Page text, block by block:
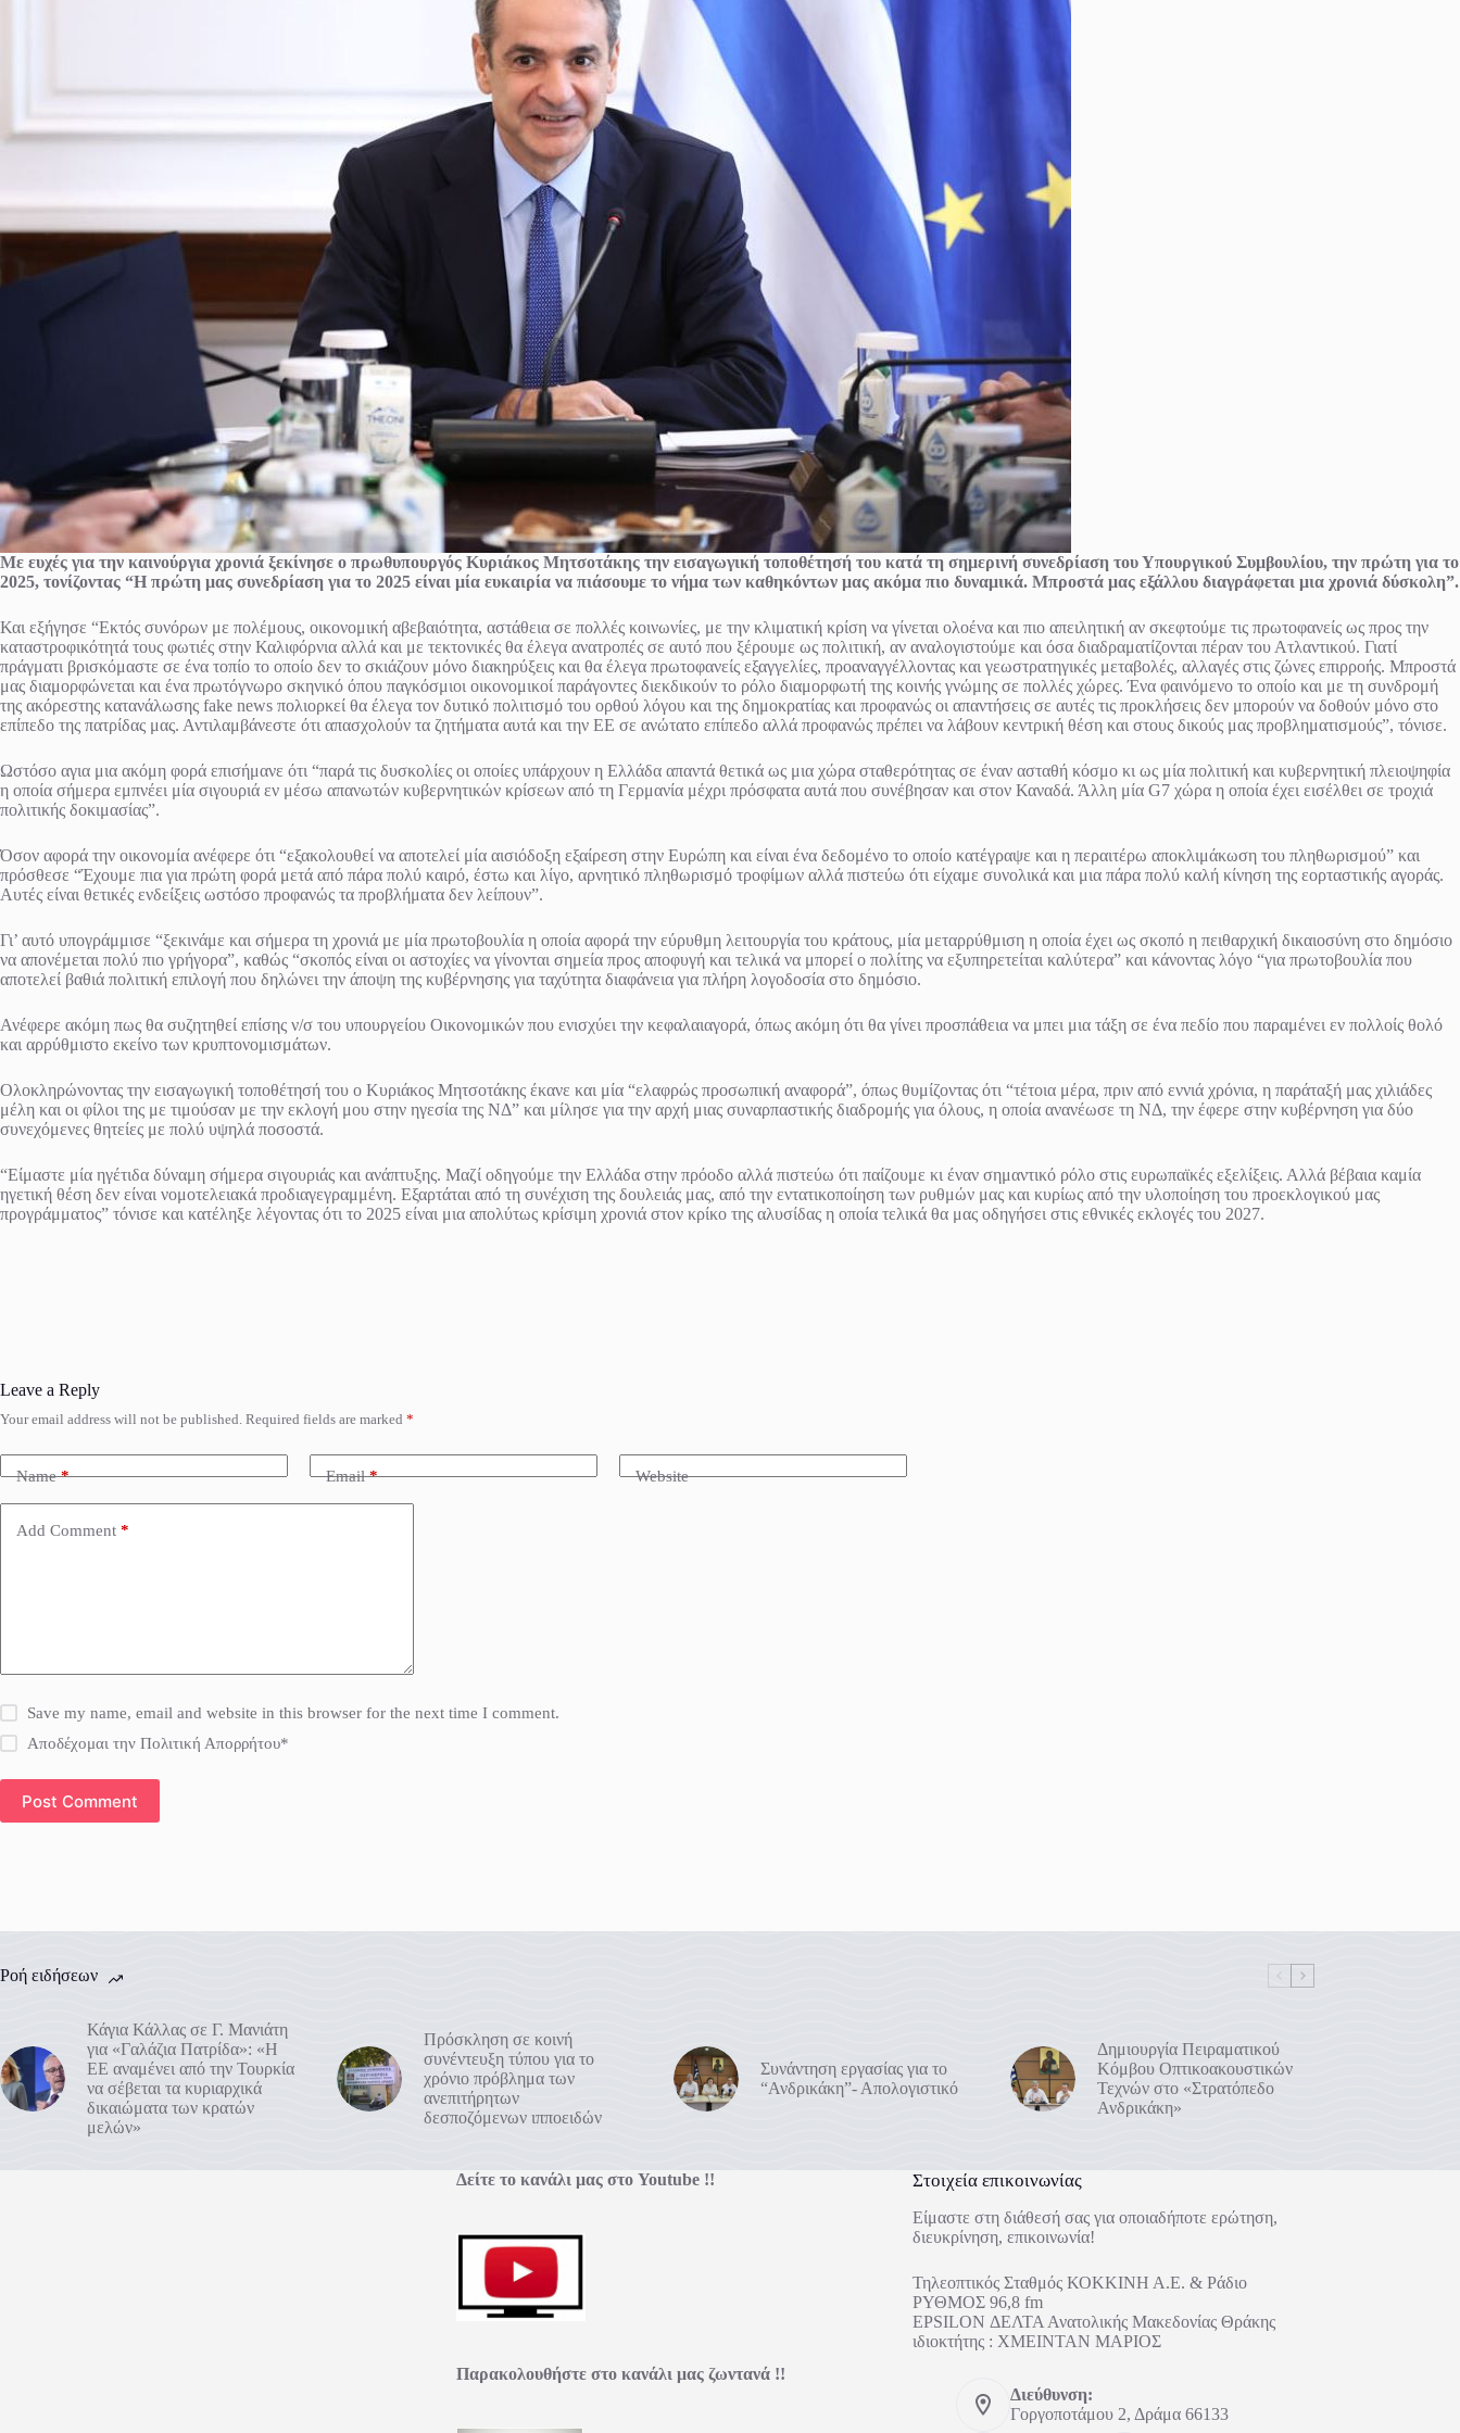
Με ευχές για την καινούργια χρονιά ξεκίνησε ο πρωθυπουργός Κυριάκος Μητσοτάκης την εισαγωγική τοποθέτησή του κατά τη σημερινή συνεδρίαση του Υπουργικού Συμβουλίου, την πρώτη για το
2025, τονίζοντας “Η πρώτη μας συνεδρίαση για το 2025 είναι μία ευκαιρία να πιάσουμε το νήμα των καθηκόντων μας ακόμα πιο δυναμικά. Μπροστά μας εξάλλου διαγράφεται μια χρονιά δύσκολη”.
Και εξήγησε “Εκτός συνόρων με πολέμους, οικονομική αβεβαιότητα, αστάθεια σε πολλές κοινωνίες, με την κλιματική κρίση να γίνεται ολοένα και πιο απειλητική αν σκεφτούμε τις πρωτοφανείς ως προς την
καταστροφικότητά τους φωτιές στην Καλιφόρνια αλλά και με τεκτονικές θα έλεγα ανατροπές σε αυτό που ξέρουμε ως πολιτική, αν αναλογιστούμε και όσα διαδραματίζονται πέραν του Ατλαντικού. Γιατί
πράγματι βρισκόμαστε σε ένα τοπίο το οποίο δεν το σκιάζουν μόνο διακηρύξεις και θα έλεγα πρωτοφανείς εξαγγελίες, προαναγγέλλοντας και γεωστρατηγικές μεταβολές, αλλαγές στις ζώνες επιρροής. Μπροστά
μας διαμορφώνεται και ένα πρωτόγνωρο σκηνικό όπου παγκόσμιοι οικονομικοί παράγοντες διεκδικούν το ρόλο διαμορφωτή της κοινής γνώμης σε πολλές χώρες. Ένα φαινόμενο το οποίο και με τη συνδρομή
της ακόρεστης κατανάλωσης fake news πολιορκεί θα έλεγα τον δυτικό πολιτισμό του ορθού λόγου και της δημοκρατίας και προφανώς οι απαντήσεις σε αυτές τις προκλήσεις δεν μπορούν να δοθούν μόνο στο
επίπεδο της πατρίδας μας. Αντιλαμβάνεστε ότι απασχολούν τα ζητήματα αυτά και την ΕΕ σε ανώτατο επίπεδο αλλά προφανώς πρέπει να λάβουν κεντρική θέση και στους δικούς μας προβληματισμούς”, τόνισε.
Ωστόσο αγια μια ακόμη φορά επισήμανε ότι “παρά τις δυσκολίες οι οποίες υπάρχουν η Ελλάδα απαντά θετικά ως μια χώρα σταθερότητας σε έναν ασταθή κόσμο κι ως μία πολιτική και κυβερνητική πλειοψηφία
η οποία σήμερα εμπνέει μία σιγουριά εν μέσω απανωτών κυβερνητικών κρίσεων από τη Γερμανία μέχρι πρόσφατα αυτά που συνέβησαν και στον Καναδά. Άλλη μία G7 χώρα η οποία έχει εισέλθει σε τροχιά
πολιτικής δοκιμασίας”.
Όσον αφορά την οικονομία ανέφερε ότι “εξακολουθεί να αποτελεί μία αισιόδοξη εξαίρεση στην Ευρώπη και είναι ένα δεδομένο το οποίο κατέγραψε και η περαιτέρω αποκλιμάκωση του πληθωρισμού” και
πρόσθεσε “Έχουμε πια για πρώτη φορά μετά από πάρα πολύ καιρό, έστω και λίγο, αρνητικό πληθωρισμό τροφίμων αλλά πιστεύω ότι είχαμε συνολικά και μια πάρα πολύ καλή κίνηση της εορταστικής αγοράς.
Αυτές είναι θετικές ενδείξεις ωστόσο προφανώς τα προβλήματα δεν λείπουν”.
Γι’ αυτό υπογράμμισε “ξεκινάμε και σήμερα τη χρονιά με μία πρωτοβουλία η οποία αφορά την εύρυθμη λειτουργία του κράτους, μία μεταρρύθμιση η οποία έχει ως σκοπό η πειθαρχική δικαιοσύνη στο δημόσιο
να απονέμεται πολύ πιο γρήγορα”, καθώς “σκοπός είναι οι αστοχίες να γίνονται σημεία προς αποφυγή και τελικά να μπορεί ο πολίτης να εξυπηρετείται καλύτερα” και κάνοντας λόγο “για πρωτοβουλία που
αποτελεί βαθιά πολιτική επιλογή που δηλώνει την άποψη της κυβέρνησης για ταχύτητα διαφάνεια για πλήρη λογοδοσία στο δημόσιο.
Ανέφερε ακόμη πως θα συζητηθεί επίσης ν/σ του υπουργείου Οικονομικών που ενισχύει την κεφαλαιαγορά, όπως ακόμη ότι θα γίνει προσπάθεια να μπει μια τάξη σε ένα πεδίο που παραμένει εν πολλοίς θολό
και αρρύθμιστο εκείνο των κρυπτονομισμάτων.
Ολοκληρώνοντας την εισαγωγική τοποθέτησή του ο Κυριάκος Μητσοτάκης έκανε και μία “ελαφρώς προσωπική αναφορά”, όπως θυμίζοντας ότι “τέτοια μέρα, πριν από εννιά χρόνια, η παράταξή μας χιλιάδες
μέλη και οι φίλοι της με τιμούσαν με την εκλογή μου στην ηγεσία της ΝΔ” και μίλησε για την αρχή μιας συναρπαστικής διαδρομής για όλους, η οποία ανανέωσε τη ΝΔ, την έφερε στην κυβέρνηση για δύο
συνεχόμενες θητείες με πολύ υψηλά ποσοστά.
“Είμαστε μία ηγέτιδα δύναμη σήμερα σιγουριάς και ανάπτυξης. Μαζί οδηγούμε την Ελλάδα στην πρόοδο αλλά πιστεύω ότι παίζουμε κι έναν σημαντικό ρόλο στις ευρωπαϊκές εξελίξεις. Αλλά βέβαια καμία
ηγετική θέση δεν είναι νομοτελειακά προδιαγεγραμμένη. Εξαρτάται από τη συνέχιση της δουλειάς μας, από την εντατικοποίηση των ρυθμών μας και κυρίως από την υλοποίηση του προεκλογικού μας
προγράμματος” τόνισε και κατέληξε λέγοντας ότι το 2025 είναι μια απολύτως κρίσιμη χρονιά στον κρίκο της αλυσίδας η οποία τελικά θα μας οδηγήσει στις εθνικές εκλογές του 2027.
Leave a Reply
Your email address will not be published. Required fields are marked *
Name* Email* Website
Add Comment *
Save my name, email and website in this browser for the next time I comment.
Αποδέχομαι την Πολιτική Απορρήτου*
Post Comment
Ροή ειδήσεων
Κάγια Κάλλας σε Γ. Μανιάτη
για «Γαλάζια Πατρίδα»: «Η
ΕΕ αναμένει από την Τουρκία
να σέβεται τα κυριαρχικά
δικαιώματα των κρατών
μελών»
Πρόσκληση σε κοινή
συνέντευξη τύπου για το
χρόνιο πρόβλημα των
ανεπιτήρητων
δεσποζόμενων ιπποειδών
Συνάντηση εργασίας για το
“Ανδρικάκη”- Απολογιστικό
Δημιουργία Πειραματικού
Κόμβου Οπτικοακουστικών
Τεχνών στο «Στρατόπεδο
Ανδρικάκη»
Δείτε το κανάλι μας στο Youtube !!
Παρακολουθήστε στο κανάλι μας ζωντανά !!
Στοιχεία επικοινωνίας
Είμαστε στη διάθεσή σας για οποιαδήποτε ερώτηση,
διευκρίνηση, επικοινωνία!
Τηλεοπτικός Σταθμός ΚΟΚΚΙΝΗ Α.Ε. & Ράδιο
ΡΥΘΜΟΣ 96,8 fm
EPSILON ΔΕΛΤΑ Ανατολικής Μακεδονίας Θράκης
ιδιοκτήτης : ΧΜΕΙΝΤΑΝ ΜΑΡΙΟΣ
Διεύθυνση:
Γοργοποτάμου 2, Δράμα 66133